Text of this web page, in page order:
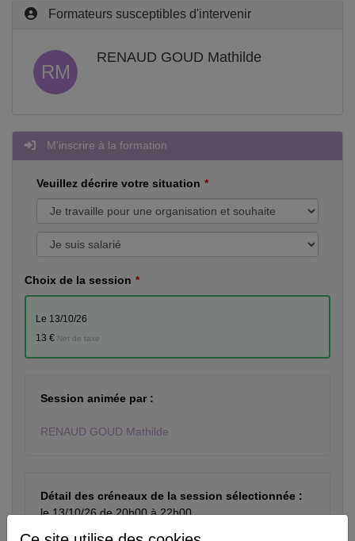
Formateurs susceptibles d'intervenir
RM
RENAUD GOUD Mathilde
M'inscrire à la formation
Veuillez décrire votre situation
Choix de la session
le 13/10/26
13 € Net de taxe
Session animée par :
RENAUD GOUD Mathilde
Détail des créneaux de la session sélectionnée :
le 13/10/26 de 20h00 à 22h00